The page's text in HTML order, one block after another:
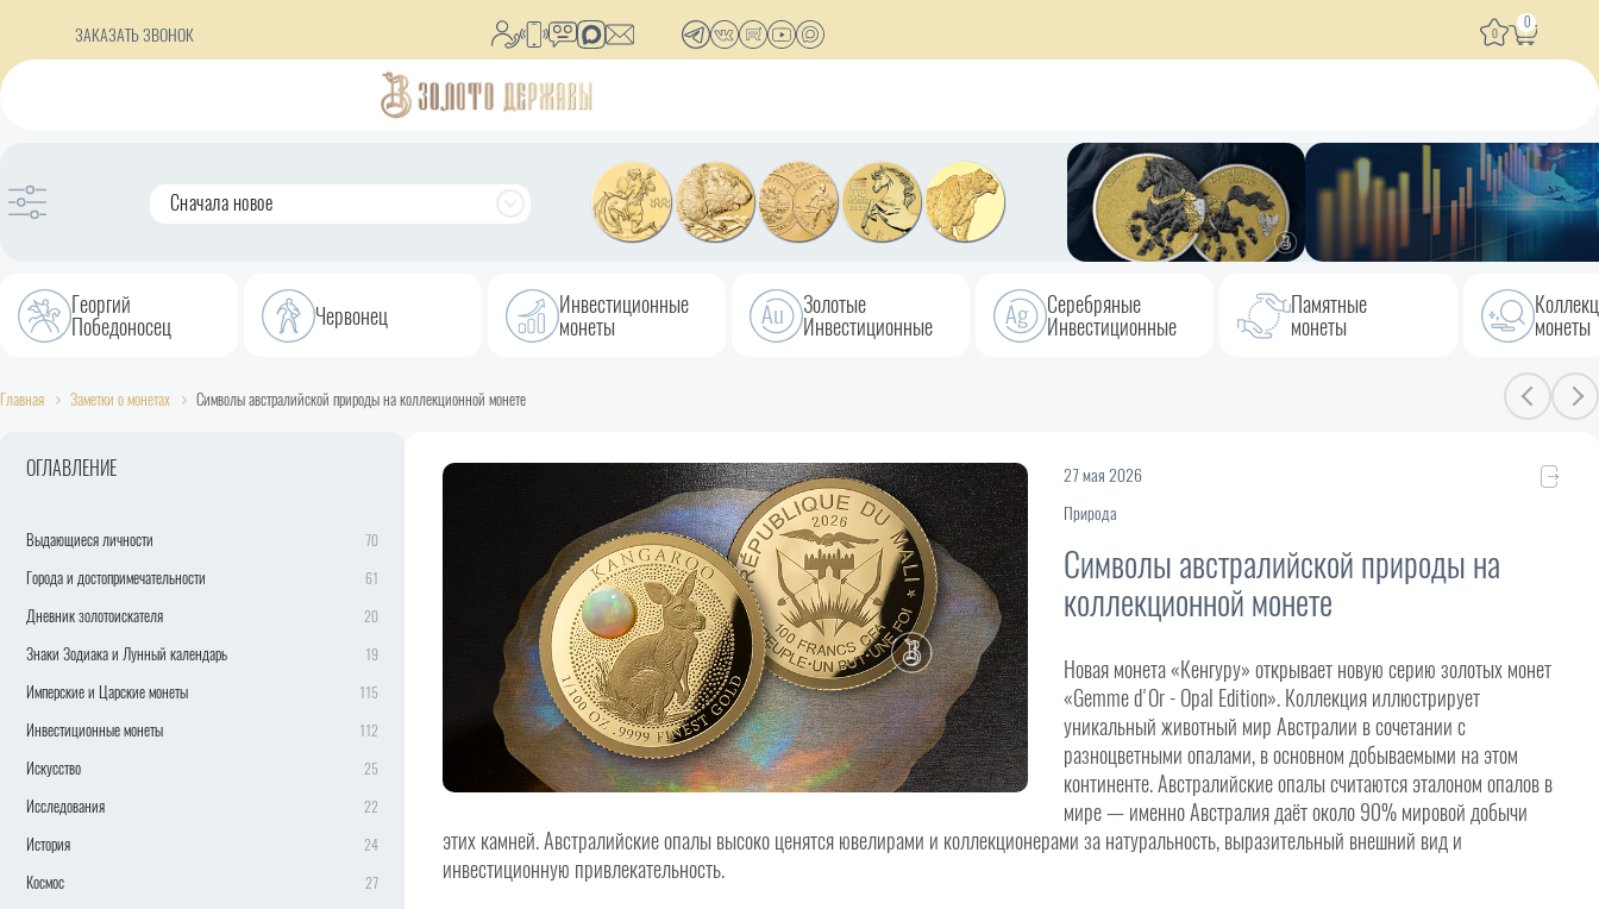
ЗАКАЗАТЬ ЗВОНОК 0
0
Сначала новое
Георгий
Победоносец Червонец Инвестиционные
монеты
Золотые
Инвестиционные
Серебряные
Инвестиционные
Памятные
монеты монеты
Главная Заметки о монетах Символы австралийской природы на коллекционной монете
ОГЛАВЛЕНИЕ
Выдающиеся личности 70
Города и достопримечательности 61
Дневник золотоискателя 20
Знаки Зодиака и Лунный календарь 19
Имперские и Царские монеты 115
Инвестиционные монеты 112
Искусство 25
Исследования 22
История 24
Космос 27
27 мая 2026
Природа
Символы австралийской природы на
коллекционной монете
Новая монета «Кенгуру» открывает новую серию золотых монет
«Gemme d'Or - Opal Edition». Коллекция иллюстрирует
уникальный животный мир Австралии в сочетании с
разноцветными опалами, в основном добываемыми на этом
континенте. Австралийские опалы считаются эталоном опалов в
мире — именно Австралия даёт около 90% мировой добычи
этих камней. Австралийские опалы высоко ценятся ювелирами и коллекционерами за натуральность, выразительный внешний вид и
инвестиционную привлекательность.